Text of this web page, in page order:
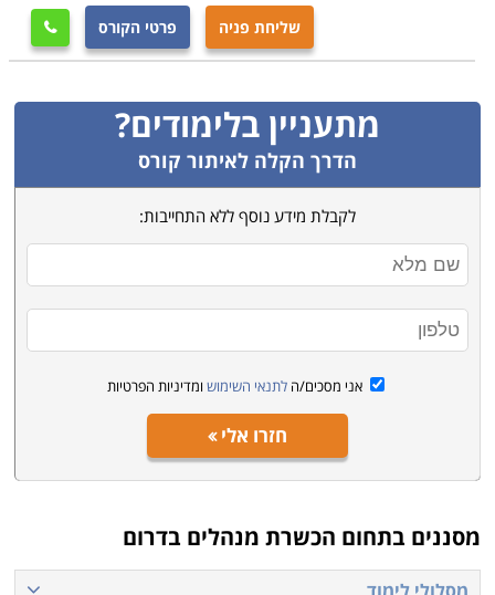
שליחת פניה פרטי הקורס 
מתעניין בלימודים?
הדרך הקלה לאיתור קורס
לקבלת מידע נוסף ללא התחייבות:
אני מסכים/ה לתנאי השימוש ומדיניות הפרטיות
חזרו אלי
מסננים בתחום הכשרת מנהלים בדרום